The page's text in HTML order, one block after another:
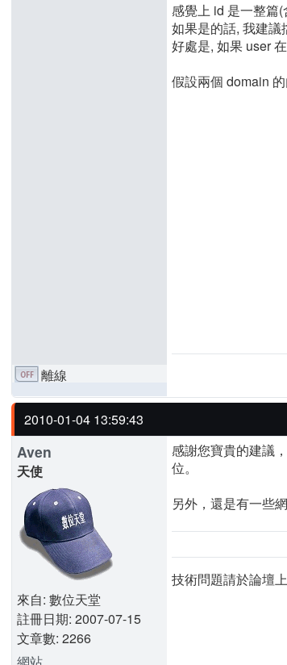
感覺上 id 是一整篇
如果是的話, 我建議
好處是, 如果 user
假設兩個 domain
離線
2010-01-04 13:59:43
Aven
天使
來自: 數位天堂
註冊日期: 2007-07-15
文章數: 2266
感謝您寶貴的建議
位。
另外，還是有一些
技術問題請於論壇